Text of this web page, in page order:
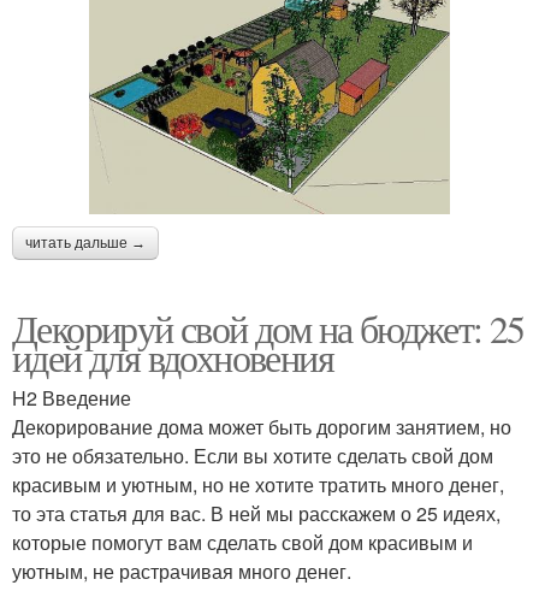
читать дальше →
Декорируй свой дом на бюджет: 25
идей для вдохновения
H2 Введение
Декорирование дома может быть дорогим занятием, но
это не обязательно. Если вы хотите сделать свой дом
красивым и уютным, но не хотите тратить много денег,
то эта статья для вас. В ней мы расскажем о 25 идеях,
которые помогут вам сделать свой дом красивым и
уютным, не растрачивая много денег.